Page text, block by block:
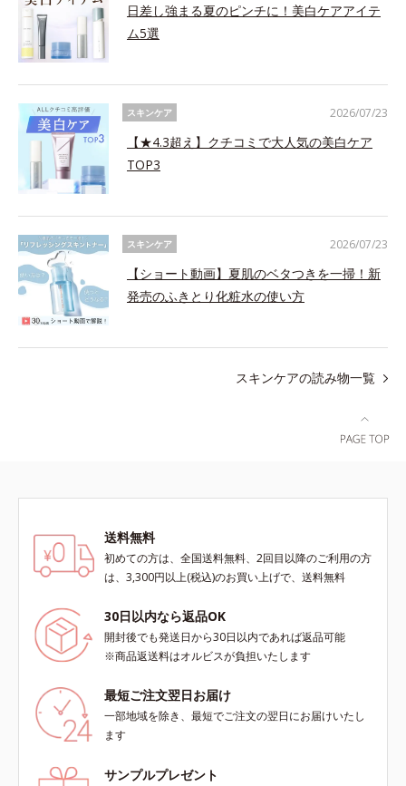
日差し強まる夏のピンチに！美白ケアアイテ
ム5選
スキンケア
【★4.3超え】クチコミで大人気の美白ケア
TOP3
2026/07/23
スキンケア
【ショート動画】夏肌のベタつきを一掃！新
発売のふきとり化粧水の使い方
2026/07/23
スキンケアの読み物一覧
送料無料
初めての方は、全国送料無料、2回目以降のご利用の方
は、3,300円以上(税込)のお買い上げで、送料無料
30日以内なら返品OK
開封後でも発送日から30日以内であれば返品可能
※商品返送料はオルビスが負担いたします
最短ご注文翌日お届け
一部地域を除き、最短でご注文の翌日にお届けいたし
ます
サンプルプレゼント